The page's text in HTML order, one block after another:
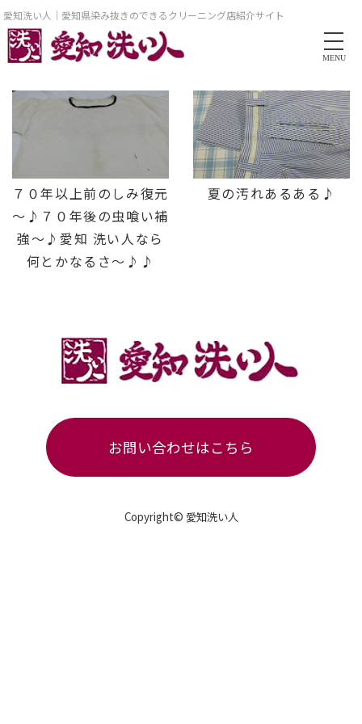
愛知洗い人｜愛知県染み抜きのできるクリーニング店紹介サイト
MENU
７０年以上前のしみ復元
～♪７０年後の虫喰い補
強～♪愛知 洗い人なら
何とかなるさ～♪♪
夏の汚れあるある♪
お問い合わせはこちら
Copyright© 愛知洗い人